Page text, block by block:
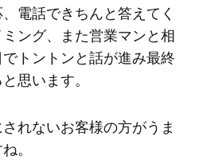
電話できちんと答えてく
ング、また営業マンと相
トントンと話が進み最終
思います。
れないお客様の方がうま
。